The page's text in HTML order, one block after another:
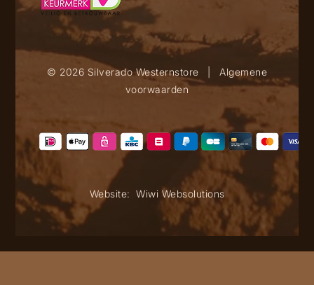
© 2026 Silverado Westernstore
Algemene
voorwaarden
Website: Wiwi Websolutions